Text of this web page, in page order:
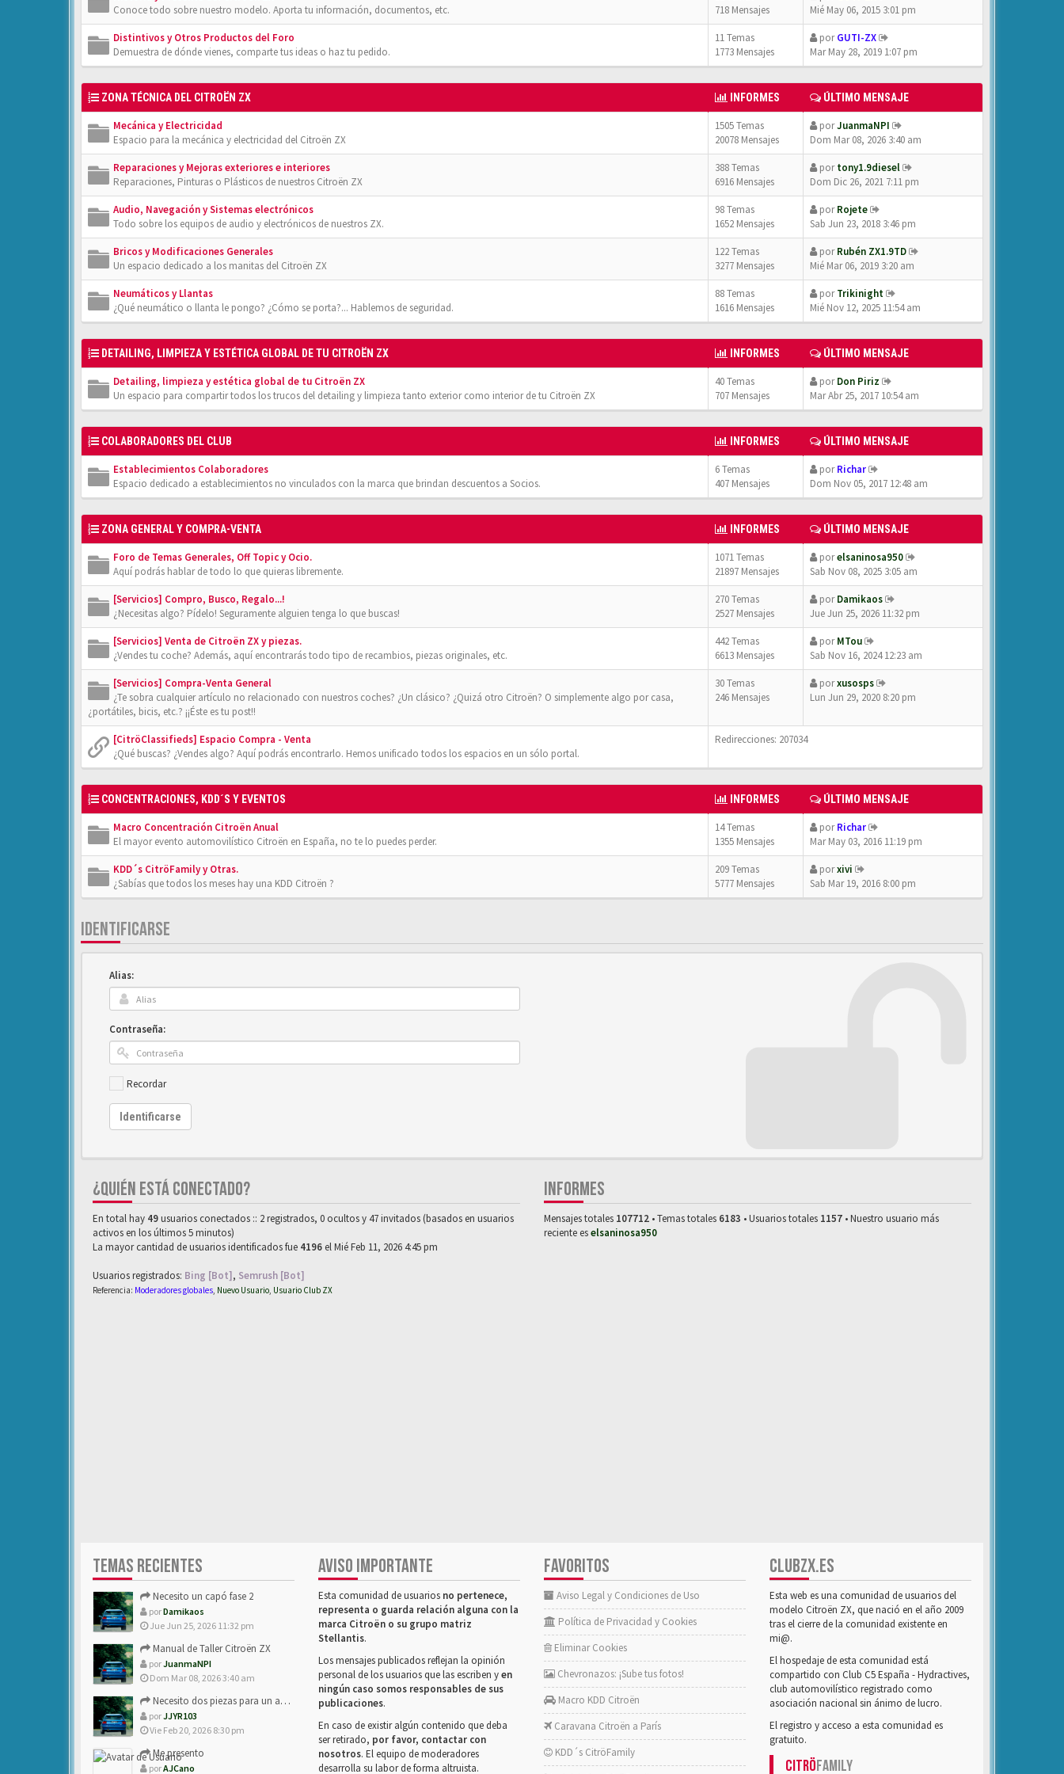
Conoce todo sobre nuestro modelo. Aporta tu información, documentos, etc.
718 Mensajes
Mié May 06, 2015 3:01 pm
Distintivos y Otros Productos del Foro
Demuestra de dónde vienes, comparte tus ideas o haz tu pedido.
11 Temas
1773 Mensajes
porGUTI-ZX
Mar May 28, 2019 1:07 pm
ZONA TÉCNICA DEL CITROËN ZX INFORMES ÚLTIMO MENSAJE
Mecánica y Electricidad
Espacio para la mecánica y electricidad del Citroën ZX
1505 Temas
20078 Mensajes
porJuanmaNPI
Dom Mar 08, 2026 3:40 am
Reparaciones y Mejoras exteriores e interiores
Reparaciones, Pinturas o Plásticos de nuestros Citroën ZX
388 Temas
6916 Mensajes
portony1.9diesel
Dom Dic 26, 2021 7:11 pm
Audio, Navegación y Sistemas electrónicos
Todo sobre los equipos de audio y electrónicos de nuestros ZX.
98 Temas
1652 Mensajes
porRojete
Sab Jun 23, 2018 3:46 pm
Bricos y Modificaciones Generales
Un espacio dedicado a los manitas del Citroën ZX
122 Temas
3277 Mensajes
porRubén ZX1.9TD
Mié Mar 06, 2019 3:20 am
Neumáticos y Llantas
¿Qué neumático o llanta le pongo? ¿Cómo se porta?... Hablemos de seguridad.
88 Temas
1616 Mensajes
porTrikinight
Mié Nov 12, 2025 11:54 am
DETAILING, LIMPIEZA Y ESTÉTICA GLOBAL DE TU CITROËN ZX INFORMES ÚLTIMO MENSAJE
Detailing, limpieza y estética global de tu Citroën ZX
Un espacio para compartir todos los trucos del detailing y limpieza tanto exterior como interior de tu Citroën ZX
40 Temas
707 Mensajes
porDon Piriz
Mar Abr 25, 2017 10:54 am
COLABORADORES DEL CLUB INFORMES ÚLTIMO MENSAJE
Establecimientos Colaboradores
Espacio dedicado a establecimientos no vinculados con la marca que brindan descuentos a Socios.
6 Temas
407 Mensajes
porRichar
Dom Nov 05, 2017 12:48 am
ZONA GENERAL Y COMPRA-VENTA INFORMES ÚLTIMO MENSAJE
Foro de Temas Generales, Off Topic y Ocio.
Aquí podrás hablar de todo lo que quieras libremente.
1071 Temas
21897 Mensajes
porelsaninosa950
Sab Nov 08, 2025 3:05 am
[Servicios] Compro, Busco, Regalo...!
¿Necesitas algo? Pídelo! Seguramente alguien tenga lo que buscas!
270 Temas
2527 Mensajes
porDamikaos
Jue Jun 25, 2026 11:32 pm
[Servicios] Venta de Citroën ZX y piezas.
¿Vendes tu coche? Además, aquí encontrarás todo tipo de recambios, piezas originales, etc.
442 Temas
6613 Mensajes
porMTou
Sab Nov 16, 2024 12:23 am
[Servicios] Compra-Venta General
¿Te sobra cualquier artículo no relacionado con nuestros coches? ¿Un clásico? ¿Quizá otro Citroën? O simplemente algo por casa,
¿portátiles, bicis, etc.? ¡¡Éste es tu post!!
30 Temas
246 Mensajes
porxusosps
Lun Jun 29, 2020 8:20 pm
[CitröClassifieds] Espacio Compra - Venta
¿Qué buscas? ¿Vendes algo? Aquí podrás encontrarlo. Hemos unificado todos los espacios en un sólo portal.
Redirecciones: 207034
CONCENTRACIONES, KDD´S Y EVENTOS INFORMES ÚLTIMO MENSAJE
Macro Concentración Citroën Anual
El mayor evento automovilístico Citroën en España, no te lo puedes perder.
14 Temas
1355 Mensajes
porRichar
Mar May 03, 2016 11:19 pm
KDD´s CitröFamily y Otras.
¿Sabías que todos los meses hay una KDD Citroën ?
209 Temas
5777 Mensajes
porxivi
Sab Mar 19, 2016 8:00 pm
IDENTIFICARSE
Alias:
Contraseña:
Recordar
Identificarse
¿QUIÉN ESTÁ CONECTADO?
En total hay 49usuarios conectados :: 2 registrados, 0 ocultos y 47 invitados (basados en usuarios
activos en los últimos 5 minutos)
La mayor cantidad de usuarios identificados fue 4196 el Mié Feb 11, 2026 4:45 pm
Usuarios registrados: Bing [Bot], Semrush [Bot]
Referencia: Moderadores globales, Nuevo Usuario, Usuario Club ZX
INFORMES
Mensajes totales 107712 • Temas totales 6183 • Usuarios totales 1157 • Nuestro usuario más
reciente eselsaninosa950
TEMAS RECIENTES
Necesito un capó fase 2
porDamikaos
Jue Jun 25, 2026 11:32 pm
Manual de Taller Citroën ZX
porJuanmaNPI
Dom Mar 08, 2026 3:40 am
Necesito dos piezas para un amigo con ZX.
porJJYR103
Vie Feb 20, 2026 8:30 pm
Me presento
porAJCano
AVISO IMPORTANTE
Esta comunidad de usuarios no pertenece,
representa o guarda relación alguna con la
marca Citroën o su grupo matriz
Stellantis.
Los mensajes publicados reflejan la opinión
personal de los usuarios que las escriben yen
ningún caso somos responsables de sus
publicaciones.
En caso de existir algún contenido que deba
ser retirado, por favor, contactar con
nosotros. El equipo de moderadores
desarrolla su labor de forma altruista.
FAVORITOS
Aviso Legal y Condiciones de Uso
Política de Privacidad y Cookies
Eliminar Cookies
Chevronazos: ¡Sube tus fotos!
Macro KDD Citroën
Caravana Citroën a París
KDD´s CitröFamily
CLUBZX.ES
Esta web es una comunidad de usuarios del
modelo Citroën ZX, que nació en el año 2009
tras el cierre de la comunidad existente en
mi@.
El hospedaje de esta comunidad está
compartido con Club C5 España - Hydractives,
club automovilístico registrado como
asociación nacional sin ánimo de lucro.
El registro y acceso a esta comunidad es
gratuito.
CitröFamily